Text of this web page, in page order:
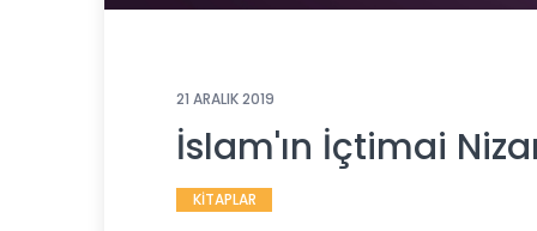
21 ARALIK 2019
İslam'ın İçtimai
KİTAPLAR